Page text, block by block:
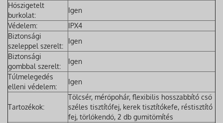
Hőszigetelt
burkolat:
Igen
Védelem:
IPX4
Biztonsági
szeleppel szerelt:
Igen
Biztonsági
gombbal szerelt:
Igen
Túlmelegedés
elleni védelem:
Igen
Tartozékok:
Tölcsér, mérőpohár, flexibilis hosszabbító cső
széles tisztítófej, kerek tisztítókefe, réstisztító
fej, törlőkendő, 2 db gumitömítés